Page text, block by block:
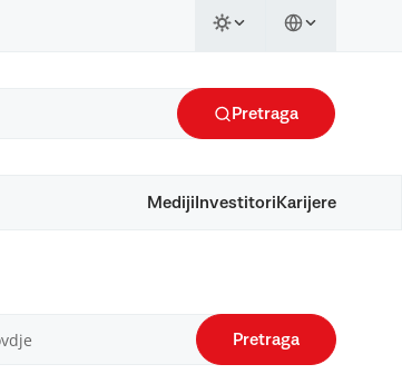
Pretraga
Mediji Investitori Karijere
Pretraga